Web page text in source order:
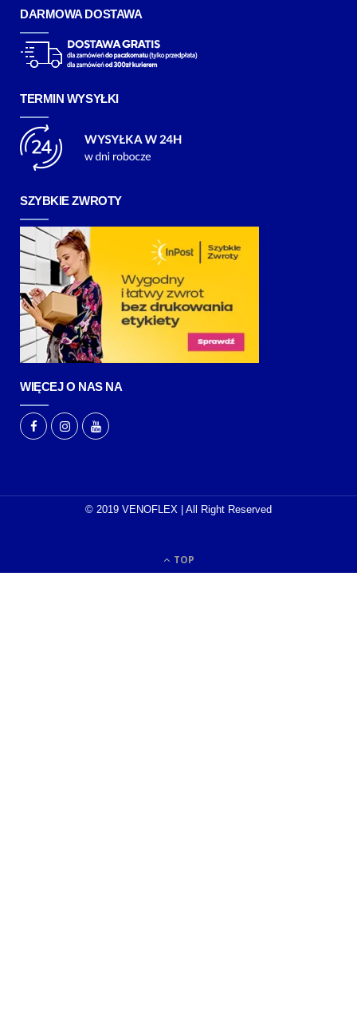
DARMOWA DOSTAWA
TERMIN WYSYŁKI
SZYBKIE ZWROTY
WIĘCEJ O NAS NA
© 2019 VENOFLEX | All Right Reserved
TOP